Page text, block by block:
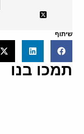
שיתוף
תמכו בנו